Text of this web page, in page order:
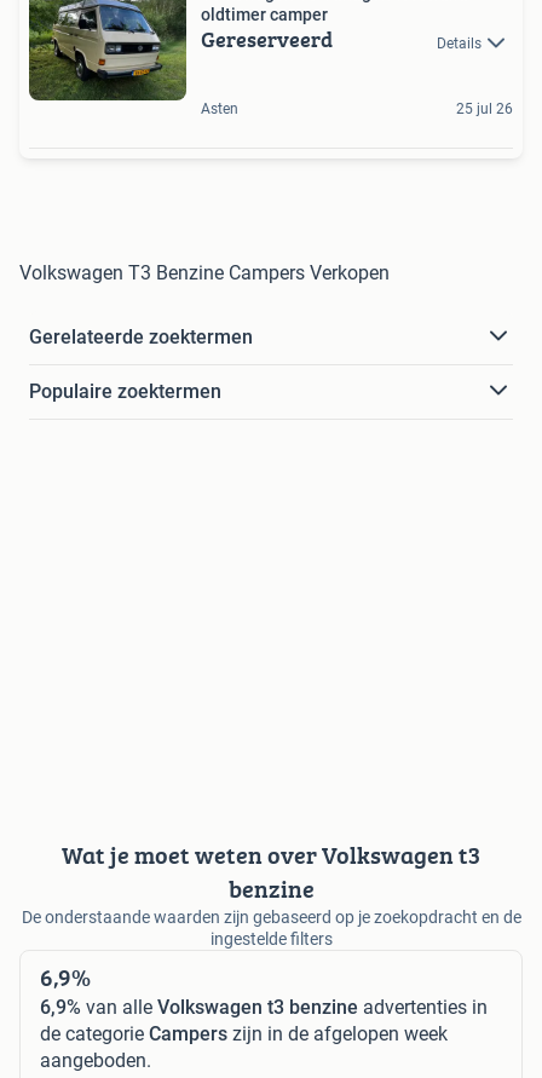
oldtimer camper
Gereserveerd Details
Asten 25 jul 26
Volkswagen T3 Benzine Campers Verkopen
Gerelateerde zoektermen
Populaire zoektermen
Wat je moet weten over Volkswagen t3
benzine
De onderstaande waarden zijn gebaseerd op je zoekopdracht en de
ingestelde filters
6,9%
6,9% van alle Volkswagen t3 benzine advertenties in
de categorie Campers zijn in de afgelopen week
aangeboden.